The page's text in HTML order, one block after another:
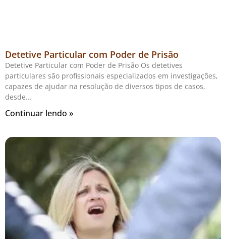
Detetive Particular com Poder de Prisão
Detetive Particular com Poder de Prisão Os detetives
particulares são profissionais especializados em investigações,
capazes de ajudar na resolução de diversos tipos de casos,
desde
Continuar lendo »